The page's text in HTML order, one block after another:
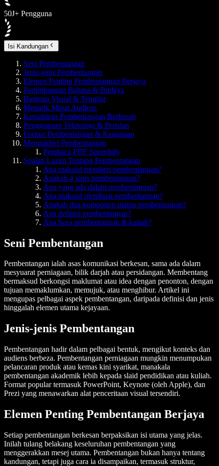
50J+ Pengguna
Isi Kandungan
Seni Pembentangan
Jenis-jenis Pembentangan
Elemen Penting Pembentangan Berjaya
Pertimbangan Bahasa & Budaya
Bantuan Visual & Templat
Menarik Minat Audiens
Kemahiran Pembentangan Berkesan
Penggunaan Teknologi & Perisian
Format Pembentangan & Kegunaan
Mengakhiri Pembentangan
Pembaca PDF Speechify
Soalan Lazim Tentang Pembentangan
Apa maksud memberi pembentangan?
Apakah 4 jenis pembentangan?
Apa yang ada dalam pembentangan?
Apa maksud membuat pembentangan?
Apakah dua komponen utama pembentangan?
Apa definisi pembentangan?
Apa beza pembentangan & kuliah?
Seni Pembentangan
Pembentangan ialah asas komunikasi berkesan, sama ada dalam
mesyuarat perniagaan, bilik darjah atau persidangan. Membentang
bermaksud berkongsi maklumat atau idea dengan penonton, dengan
tujuan memaklumkan, memujuk, atau menghibur. Artikel ini
mengupas pelbagai aspek pembentangan, daripada definisi dan jenis
hinggalah elemen utama kejayaan.
Jenis-jenis Pembentangan
Pembentangan hadir dalam pelbagai bentuk, mengikut konteks dan
audiens berbeza. Pembentangan perniagaan mungkin menumpukan
pelancaran produk atau kemas kini syarikat, manakala
pembentangan akademik lebih kepada slaid pendidikan atau kuliah.
Format popular termasuk PowerPoint, Keynote (oleh Apple), dan
Prezi yang menawarkan alat penceritaan visual tersendiri.
Elemen Penting Pembentangan Berjaya
Setiap pembentangan berkesan berpaksikan isi utama yang jelas.
Inilah tulang belakang keseluruhan pembentangan yang
menggerakkan mesej utama. Pembentangan bukan hanya tentang
kandungan, tetapi juga cara ia disampaikan, termasuk struktur,